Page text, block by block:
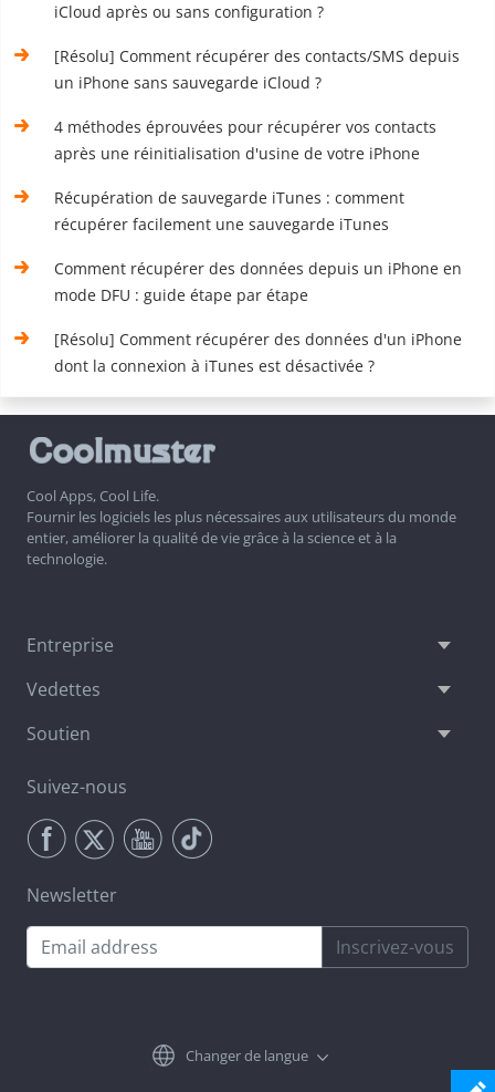
iCloud après ou sans configuration ?
[Résolu] Comment récupérer des contacts/SMS depuis
un iPhone sans sauvegarde iCloud ?
4 méthodes éprouvées pour récupérer vos contacts
après une réinitialisation d'usine de votre iPhone
Récupération de sauvegarde iTunes : comment
récupérer facilement une sauvegarde iTunes
Comment récupérer des données depuis un iPhone en
mode DFU : guide étape par étape
[Résolu] Comment récupérer des données d'un iPhone
dont la connexion à iTunes est désactivée ?
Cool Apps, Cool Life.
Fournir les logiciels les plus nécessaires aux utilisateurs du monde
entier, améliorer la qualité de vie grâce à la science et à la
technologie.
Entreprise
Vedettes
Soutien
Suivez-nous
Newsletter
Inscrivez-vous
Changer de langue